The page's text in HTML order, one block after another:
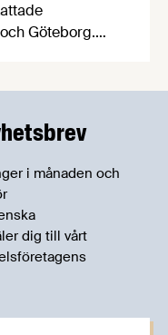
Göteborg.
i månaden och
dig till vårt